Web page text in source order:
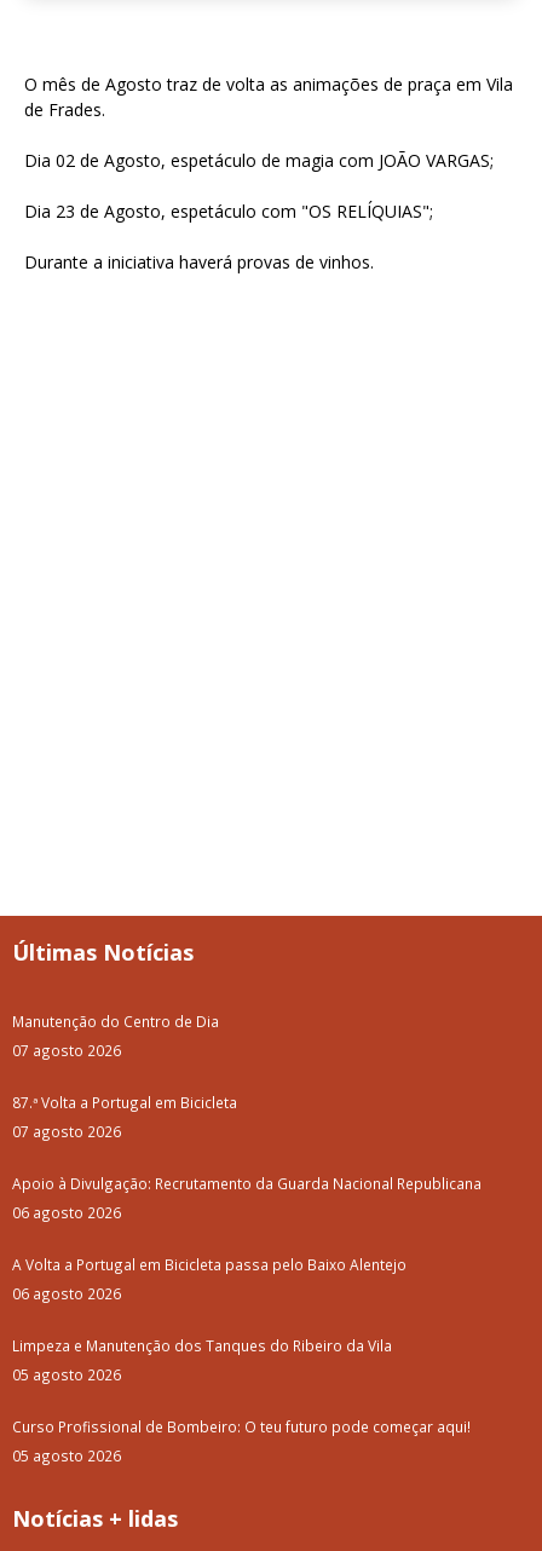
O mês de Agosto traz de volta as animações de praça em Vila
de Frades.
Dia 02 de Agosto, espetáculo de magia com JOÃO VARGAS;
Dia 23 de Agosto, espetáculo com "OS RELÍQUIAS";
Durante a iniciativa haverá provas de vinhos.
Últimas Notícias
Manutenção do Centro de Dia
07 agosto 2026
87.ª Volta a Portugal em Bicicleta
07 agosto 2026
Apoio à Divulgação: Recrutamento da Guarda Nacional Republicana
06 agosto 2026
A Volta a Portugal em Bicicleta passa pelo Baixo Alentejo
06 agosto 2026
Limpeza e Manutenção dos Tanques do Ribeiro da Vila
05 agosto 2026
Curso Profissional de Bombeiro: O teu futuro pode começar aqui!
05 agosto 2026
Notícias + lidas